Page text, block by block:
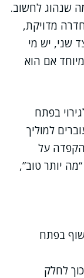
שנהוג לחשוב.
מדויקת,
שני, יש מי
אם הוא
בפתח
למוליך
הקפדה על
יותר טוב”,
בפתח
לחלק